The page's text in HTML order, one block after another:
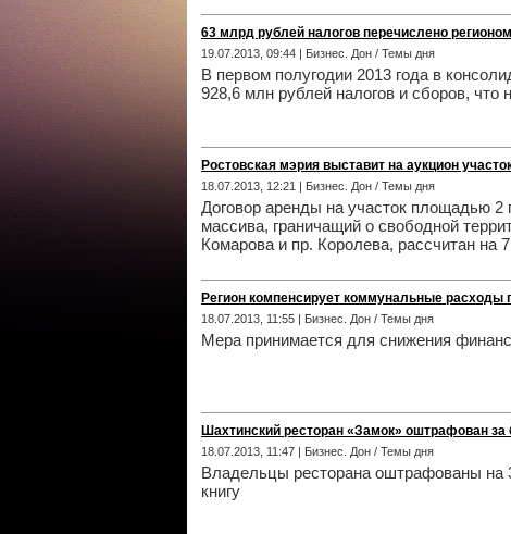
63 млрд рублей налогов перечислено
19.07.2013, 09:44 | Бизнес. Дон / Темы дня
В первом полугодии 2013 года в
928,6 млн рублей налогов и сборов,
Ростовская мэрия выставит на аукцион
18.07.2013, 12:21 | Бизнес. Дон / Темы дня
Договор аренды на участок площадью 2
массива, граничащий о свободной
Комарова и пр. Королева, рассчитан на
Регион компенсирует коммунальные
18.07.2013, 11:55 | Бизнес. Дон / Темы дня
Мера принимается для снижения
Шахтинский ресторан «Замок» оштрафован
18.07.2013, 11:47 | Бизнес. Дон / Темы дня
Владельцы ресторана оштрафованы на
книгу